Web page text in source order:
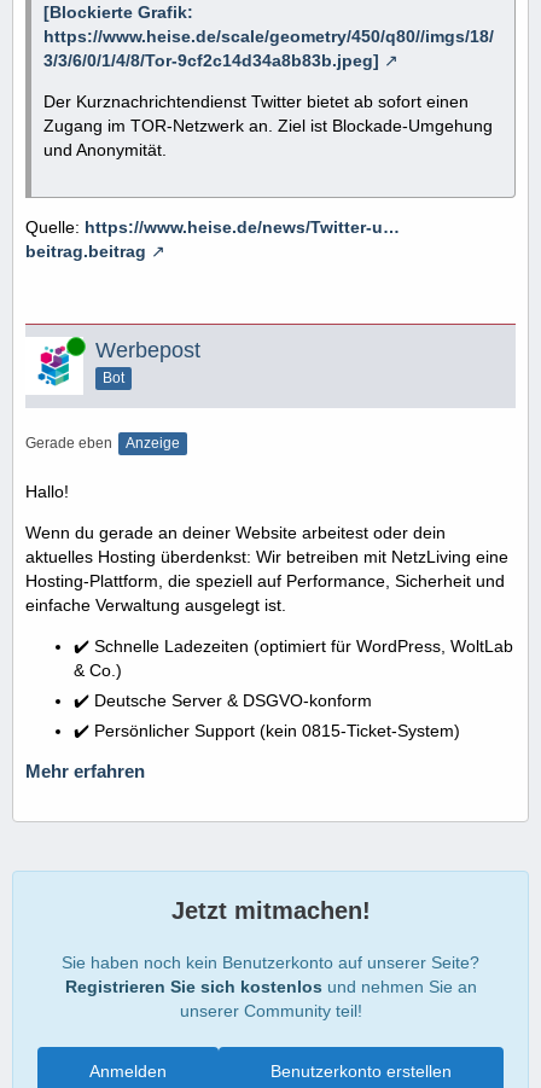
[Blockierte Grafik:
https://www.heise.de/scale/geometry/450/q80//imgs/18/
3/3/6/0/1/4/8/Tor-9cf2c14d34a8b83b.jpeg]
Der Kurznachrichtendienst Twitter bietet ab sofort einen
Zugang im TOR-Netzwerk an. Ziel ist Blockade-Umgehung
und Anonymität.
Quelle: https://www.heise.de/news/Twitter-u…
beitrag.beitrag
Online Werbepost
Bot
Gerade eben Anzeige
Hallo!
Wenn du gerade an deiner Website arbeitest oder dein
aktuelles Hosting überdenkst: Wir betreiben mit NetzLiving eine
Hosting-Plattform, die speziell auf Performance, Sicherheit und
einfache Verwaltung ausgelegt ist.
✔️ Schnelle Ladezeiten (optimiert für WordPress, WoltLab
& Co.)
✔️ Deutsche Server & DSGVO-konform
✔️ Persönlicher Support (kein 0815-Ticket-System)
Mehr erfahren
Jetzt mitmachen!
Sie haben noch kein Benutzerkonto auf unserer Seite?
Registrieren Sie sich kostenlos und nehmen Sie an
unserer Community teil!
Benutzerkonto erstellen
Anmelden